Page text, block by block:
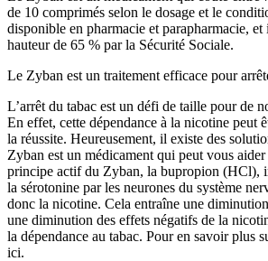
de 10 comprimés selon le dosage et le
disponible en pharmacie et parapharmacie, et
hauteur de 65 % par la Sécurité Sociale.
Le Zyban est un traitement efficace pour
L’arrêt du tabac est un défi de taille pour de
En effet, cette dépendance à la nicotine peut
la réussite. Heureusement, il existe des
Zyban est un médicament qui peut vous
principe actif du Zyban, la bupropion (HCl),
la sérotonine par les neurones du système
donc la nicotine. Cela entraîne une
une diminution des effets négatifs de la
la dépendance au tabac. Pour en savoir plus
ici.